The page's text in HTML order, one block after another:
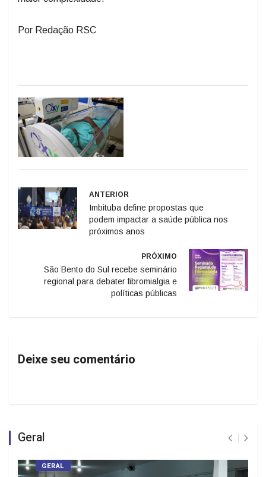
Por Redação RSC
ANTERIOR
Imbituba define propostas que
podem impactar a saúde pública nos
próximos anos
PRÓXIMO
São Bento do Sul recebe seminário
regional para debater fibromialgia e
políticas públicas
Deixe seu comentário
Geral
GERAL